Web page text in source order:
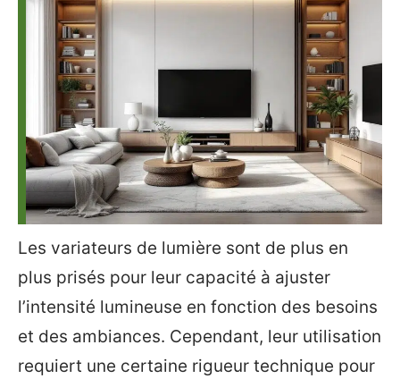
Les variateurs de lumière sont de plus en
plus prisés pour leur capacité à ajuster
l’intensité lumineuse en fonction des besoins
et des ambiances. Cependant, leur utilisation
requiert une certaine rigueur technique pour